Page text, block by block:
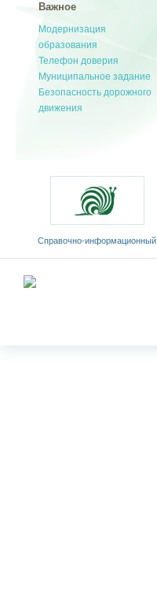
Важное
Модернизация
образования
Телефон доверия
Муниципальное задание
Безопасность дорожного
движения
Cправочно-информационный
портал «Русский язык»